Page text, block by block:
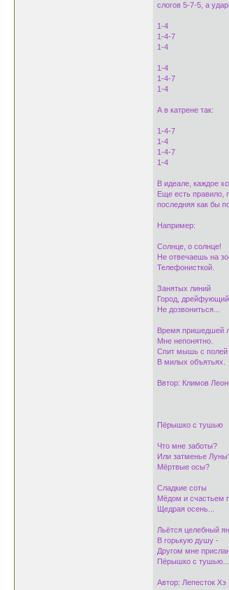
слогов 5-7-5, а
1-4
1-4-7
1-4
1-4
1-4-7
1-4
А в катрене так:
1-4-7
1-4
1-4-7
1-4
В идеале, каждое
Еще есть правило,
последняя как бы
Например:
Солнце, о солнце!
Не отвечаешь на
Телефонисткой.
Занятых линий
Город, дрейфующий
Не дозвониться...
Время пришедшей
Мне непонятно.
Спит мышь с полей
В милых объятьях.
Ввтор: Климов
Пёрышко с тушью
Что мне заботы?
Или затменье
Мёртвые осы?
Сладкие соты
Мёдом и счастьем
Щедрая осень...
Льётся целебный
В горькую душу -
Другом мне
Пёрышко с тушью...
Автор: Лепесток Хэ